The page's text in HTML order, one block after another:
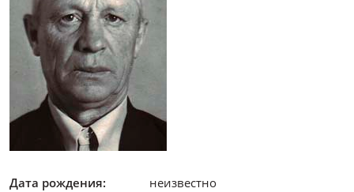
Дата рождения: неизвестно